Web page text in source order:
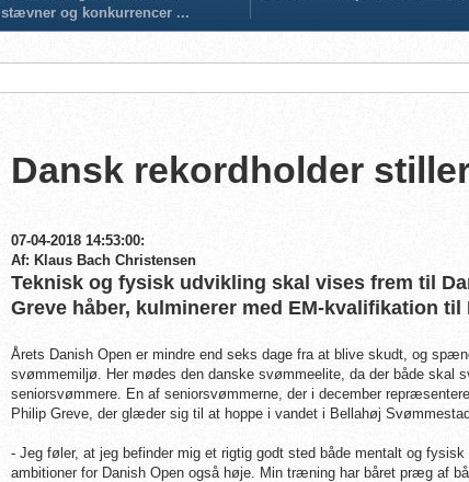
stævner og konkurrencer ...
Dansk rekordholder
07-04-2018 14:53:00:
Af: Klaus Bach Christensen
Teknisk og fysisk udvikling skal vises frem til
Greve håber, kulminerer med EM-kvalifikation til
Årets Danish Open er mindre end seks dage fra at blive skudt, og
svømmemiljø. Her mødes den danske svømmeelite, da der både skal
seniorsvømmere. En af seniorsvømmerne, der i december
Philip Greve, der glæder sig til at hoppe i vandet i Bellahøj
- Jeg føler, at jeg befinder mig et rigtig godt sted både mentalt og
ambitioner for Danish Open også høje. Min træning har båret præg af